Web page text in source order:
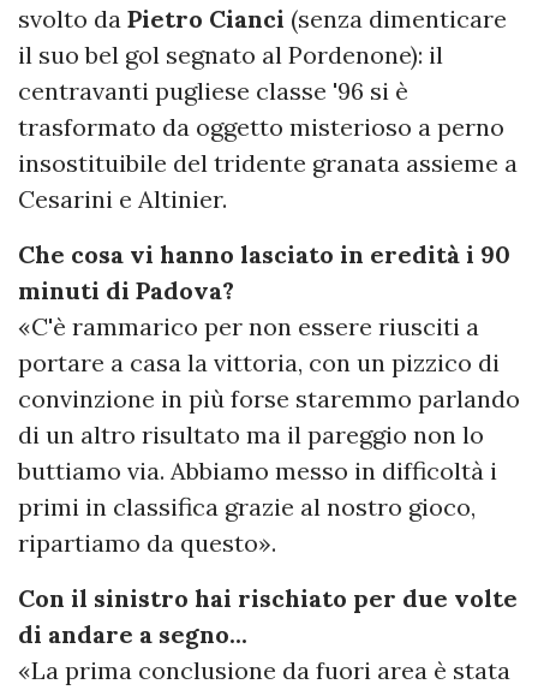
svolto da Pietro Cianci (senza dimenticare
il suo bel gol segnato al Pordenone): il
centravanti pugliese classe '96 si è
trasformato da oggetto misterioso a perno
insostituibile del tridente granata assieme a
Cesarini e Altinier.
Che cosa vi hanno lasciato in eredità i 90
minuti di Padova?
«C'è rammarico per non essere riusciti a
portare a casa la vittoria, con un pizzico di
convinzione in più forse staremmo parlando
di un altro risultato ma il pareggio non lo
buttiamo via. Abbiamo messo in difficoltà i
primi in classifica grazie al nostro gioco,
ripartiamo da questo».
Con il sinistro hai rischiato per due volte
di andare a segno...
«La prima conclusione da fuori area è stata